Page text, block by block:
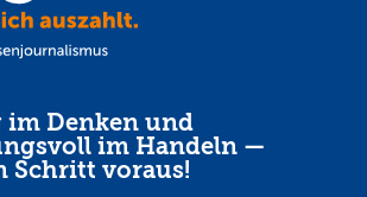
im Denken und
im Handeln —
Schritt voraus!